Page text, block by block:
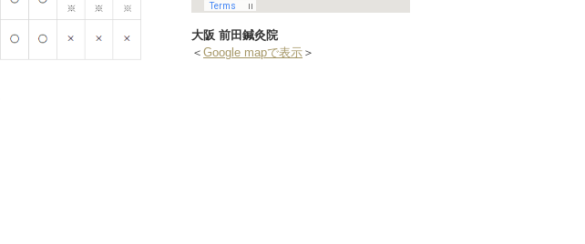
大阪 前田鍼灸院
＜ Google mapで表示 ＞